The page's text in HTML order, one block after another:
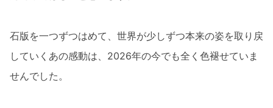
石版を一つずつはめて、世界が少しずつ本来の姿を取り戻
していくあの感動は、2026年の今でも全く色褪せていま
せんでした。